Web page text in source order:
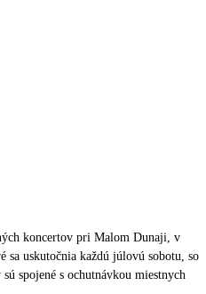
koncertov pri Malom Dunaji, v
sa uskutočnia každú júlovú sobotu, so
spojené s ochutnávkou miestnych